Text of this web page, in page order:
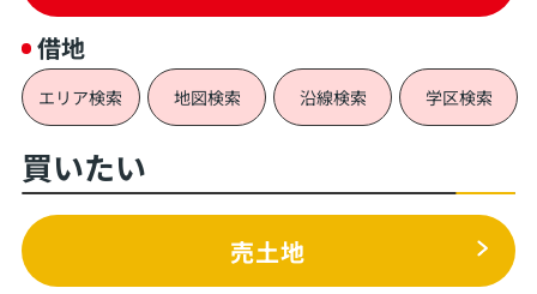
借地
エリア検索 地図検索 沿線検索 学区検索
買いたい
売土地